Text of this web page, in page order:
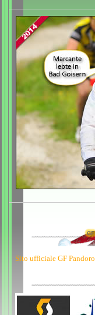
Sito ufficiale GF Pandoro